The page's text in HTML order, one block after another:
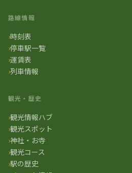
路線情報
時刻表
停車駅一覧
運賃表
列車情報
観光・歴史
観光情報ハブ
観光スポット
神社・お寺
観光コース
駅の歴史